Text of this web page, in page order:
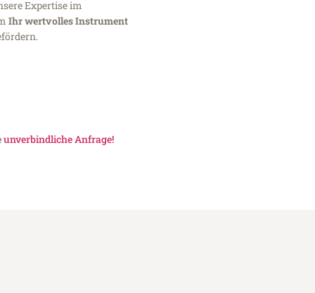
Expertise im
Ihr wertvolles Instrument
unverbindliche Anfrage!